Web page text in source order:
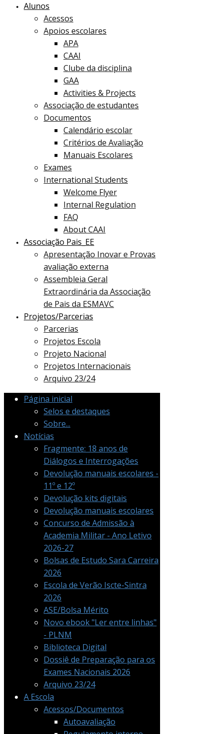
Alunos
Acessos
Apoios escolares
APA
CAAI
Clube da disciplina
GAA
Activities & Projects
Associação de estudantes
Documentos
Calendário escolar
Critérios de Avaliação
Manuais Escolares
Exames
International Students
Welcome Flyer
Internal Regulation
FAQ
About CAAI
Associação Pais_EE
Apresentação Inovar e Provas
avaliação externa
Assembleia Geral
Extraordinária da Associação
de Pais da ESMAVC
Projetos/Parcerias
Parcerias
Projetos Escola
Projeto Nacional
Projetos Internacionais
Arquivo 23/24
Página inicial
Selos e destaques
Sobre...
Notícias
Fragmente: 18 anos de
Diálogos e Interrogações
Devolução manuais escolares -
11º e 12º
Devolução kits digitais
Devolução manuais escolares
Concurso de Admissão à
Academia Militar - Ano Letivo
2026-27
Bolsas de Estudo Sara Carreira
2026
Escola de Verão Iscte-Sintra
2026
ASE/Bolsa Mérito
Novo ebook "Ler entre linhas"
- PLNM
Biblioteca Digital
Dossiê de Preparação para os
Exames Nacionais 2026
Arquivo 23/24
A Escola
Acessos/Documentos
Autoavaliação